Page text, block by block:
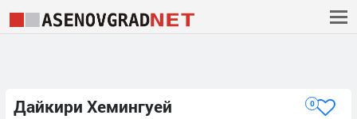
Дайкири Хемингуей 0